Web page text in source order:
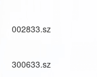
002833.sz
300633.sz